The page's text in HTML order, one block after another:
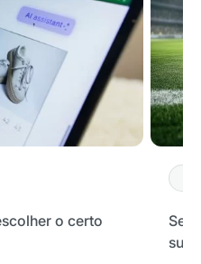
o certo
Seu
sua